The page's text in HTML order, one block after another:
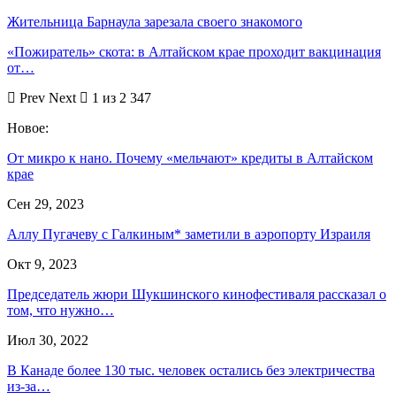
Жительница Барнаула зарезала своего знакомого
«Пожиратель» скота: в Алтайском крае проходит вакцинация
от…
Prev Next
1 из 2 347
Новое:
От микро к нано. Почему «мельчают» кредиты в Алтайском
крае
Сен 29, 2023
Аллу Пугачеву с Галкиным* заметили в аэропорту Израиля
Окт 9, 2023
Председатель жюри Шукшинского кинофестиваля рассказал о
том, что нужно…
Июл 30, 2022
В Канаде более 130 тыс. человек остались без электричества
из-за…